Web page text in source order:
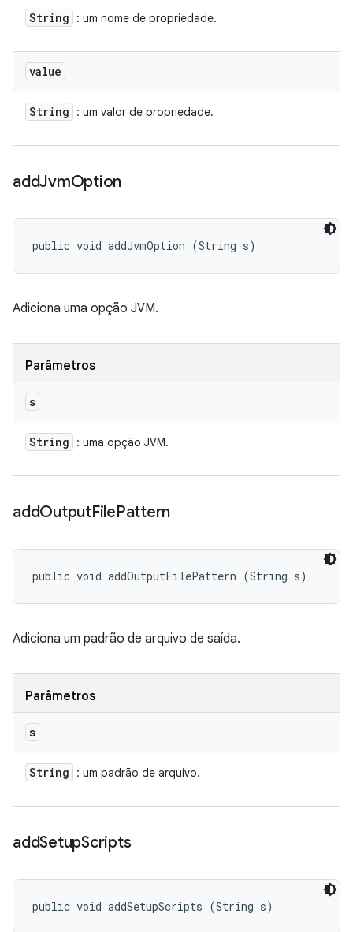
String : um nome de propriedade.
value
String : um valor de propriedade.
addJvmOption
public void addJvmOption (String s)
Adiciona uma opção JVM.
Parâmetros
s
String : uma opção JVM.
addOutputFilePattern
public void addOutputFilePattern (String s)
Adiciona um padrão de arquivo de saída.
Parâmetros
s
String : um padrão de arquivo.
addSetupScripts
public void addSetupScripts (String s)